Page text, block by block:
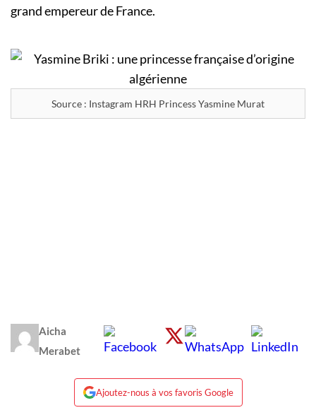
grand empereur de France.
Source : Instagram HRH Princess Yasmine Murat
Aicha
Merabet
Ajoutez-nous à vos favoris Google